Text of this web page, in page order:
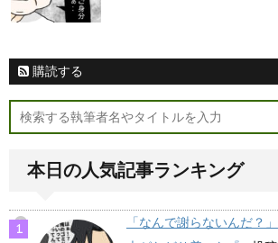
購読する
本日の人気記事ランキング
「なんで謝らないんだ？